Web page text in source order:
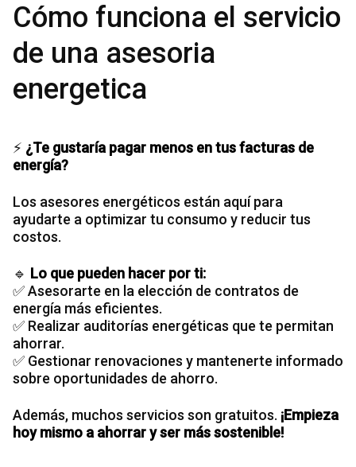
Cómo funciona el servicio
de una asesoria
energetica
⚡ ¿Te gustaría pagar menos en tus facturas de
energía?
Los asesores energéticos están aquí para
ayudarte a optimizar tu consumo y reducir tus
costos.
🔹 Lo que pueden hacer por ti:
✅ Asesorarte en la elección de contratos de
energía más eficientes.
✅ Realizar auditorías energéticas que te permitan
ahorrar.
✅ Gestionar renovaciones y mantenerte informado
sobre oportunidades de ahorro.
Además, muchos servicios son gratuitos. ¡Empieza
hoy mismo a ahorrar y ser más sostenible!